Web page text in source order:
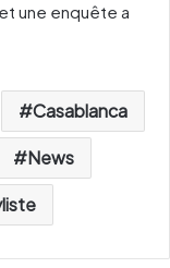
une enquête a
Casablanca
News